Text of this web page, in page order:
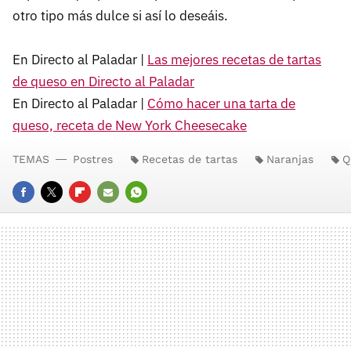
otro tipo más dulce si así lo deseáis.
En Directo al Paladar | Las mejores recetas de tartas
de queso en Directo al Paladar
En Directo al Paladar | Cómo hacer una tarta de
queso, receta de New York Cheesecake
FACEBOOK
TWITTERFLIPBOARD
E-
MAIL
WHATSAPP
TEMAS Postres Recetas de tartas Naranjas